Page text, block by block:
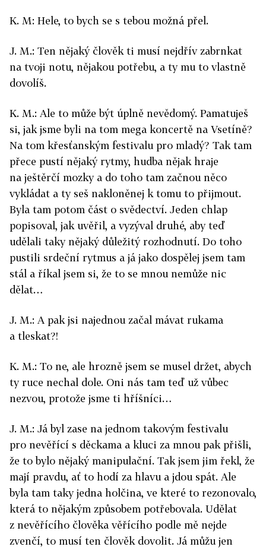
K. M: Hele, to bych se s tebou možná přel.
J. M.: Ten nějaký člověk ti musí nejdřív zabrnkat
na tvoji notu, nějakou potřebu, a ty mu to vlastně
dovolíš.
K. M.: Ale to může být úplně nevědomý. Pamatuješ
si, jak jsme byli na tom mega koncertě na Vsetíně?
Na tom křesťanským festivalu pro mladý? Tak tam
přece pustí nějaký rytmy, hudba nějak hraje
na ještěrčí mozky a do toho tam začnou něco
vykládat a ty seš nakloněnej k tomu to přijmout.
Byla tam potom část o svědectví. Jeden chlap
popisoval, jak uvěřil, a vyzýval druhé, aby teď
udělali taky nějaký důležitý rozhodnutí. Do toho
pustili srdeční rytmus a já jako dospělej jsem tam
stál a říkal jsem si, že to se mnou nemůže nic
dělat…
J. M.: A pak jsi najednou začal mávat rukama
a tleskat?!
K. M.: To ne, ale hrozně jsem se musel držet, abych
ty ruce nechal dole. Oni nás tam teď už vůbec
nezvou, protože jsme ti hříšníci…
J. M.: Já byl zase na jednom takovým festivalu
pro nevěřící s děckama a kluci za mnou pak přišli,
že to bylo nějaký manipulační. Tak jsem jim řekl, že
mají pravdu, ať to hodí za hlavu a jdou spát. Ale
byla tam taky jedna holčina, ve které to rezonovalo,
která to nějakým způsobem potřebovala. Udělat
z nevěřícího člověka věřícího podle mě nejde
zvenčí, to musí ten člověk dovolit. Já můžu jen